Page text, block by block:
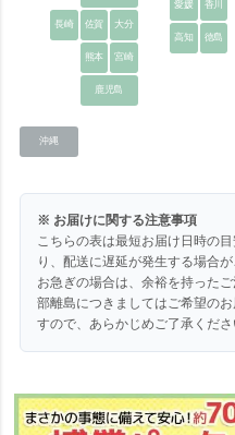
香川
愛媛
徳島
高知
佐賀 大分
熊本
長崎
宮崎
鹿児島
沖縄
※ お届けに関する注意事項
こちらの表は最短お届け日時の
り、配送に遅延が発生する場合が
お急ぎの場合は、余裕を持った
部離島につきましてはご希望の
すので、あらかじめご了承くださ